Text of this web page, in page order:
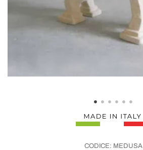
CODICE: MEDUSA